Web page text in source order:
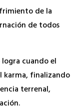
de la
de todos
cuando el
karma, finalizando
terrenal,